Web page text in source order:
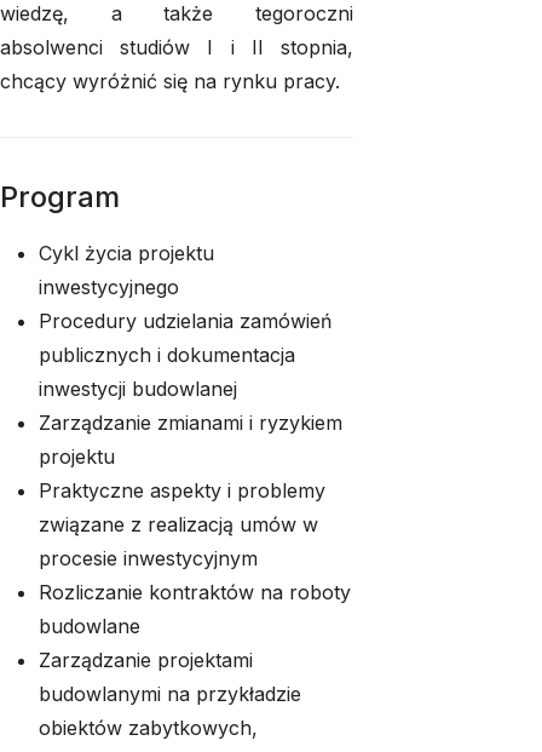
wiedzę, a także tegoroczni
absolwenci studiów I i II stopnia,
chcący wyróżnić się na rynku pracy.
Program
Cykl życia projektu
inwestycyjnego
Procedury udzielania zamówień
publicznych i dokumentacja
inwestycji budowlanej
Zarządzanie zmianami i ryzykiem
projektu
Praktyczne aspekty i problemy
związane z realizacją umów w
procesie inwestycyjnym
Rozliczanie kontraktów na roboty
budowlane
Zarządzanie projektami
budowlanymi na przykładzie
obiektów zabytkowych,